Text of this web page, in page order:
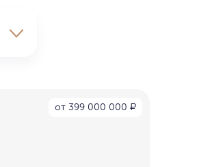
от 399 000 000 ₽